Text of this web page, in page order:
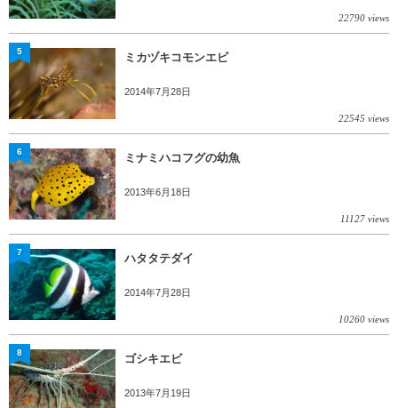
22790 views
ミカヅキコモンエビ
2014年7月28日
22545 views
5
ミナミハコフグの幼魚
2013年6月18日
11127 views
6
ハタタテダイ
2014年7月28日
10260 views
7
ゴシキエビ
2013年7月19日
8